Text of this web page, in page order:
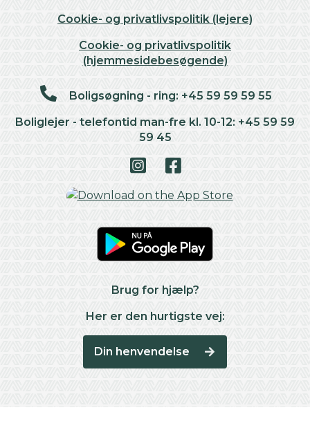
Cookie- og privatlivspolitik (lejere)
Cookie- og privatlivspolitik
(hjemmesidebesøgende)
Boligsøgning - ring: +45 59 59 59 55
Boliglejer - telefontid man-fre kl. 10-12: +45 59 59
59 45
Brug for hjælp?
Her er den hurtigste vej:
Din henvendelse